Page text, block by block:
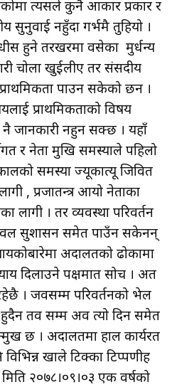
त्यसले कुनै आकार प्रकार र
सुनुवाई नहुँदा गर्भमै तुहियो ।
हुने तरखरमा वसेका मुर्धन्य
चोला खुईलीए तर संसदीय
पाउन सकेको छन ।
प्राथमिकताको विषय
जानकारी नहुन सक्छ । यहाँ
र नेता मुखि समस्याले पहिलो
समस्या ज्यूकात्यू जिवित
, प्रजातन्त्र आयो नेताका
लागी । तर व्यवस्था परिवर्तन
सुशासन समेत पाउँन सकेनन्
अदालतको ढोकामा
दिलाउने पक्षमात सोच । अरुत
। जवसम्म परिवर्तनको भेल
हुदैन तव सम्म अव त्यो दिन समेत
छ । अदालतमा हाल कार्यरत
खाले टिक्का टिप्पणीहरु
२०७८।०९।०३ एक वर्षको